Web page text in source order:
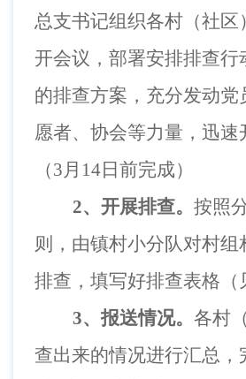
总支书记组织各村（社区
开会议，部署安排排查行
的排查方案，充分发动党
愿者、协会等力量，迅速
（3月 14日前完成）
2、开展排查。 按照
则，由镇村小分队对村组
排查，填写好排查表格（
3、报送情况。 各村
查出来的情况进行汇总，